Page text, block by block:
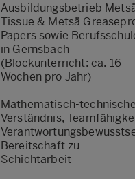
Ausbildungsbetrieb
Tissue & Metsä
Papers sowie
in Gernsbach
(Blockunterricht: ca. 16
Wochen pro Jahr)
Mathematisch-
Verständnis,
Bereitschaft zu
Schichtarbeit